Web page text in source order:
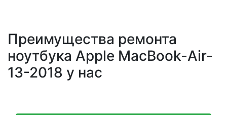
Преимущества ремонта
ноутбука Apple MacBook-Air-
13-2018 у нас